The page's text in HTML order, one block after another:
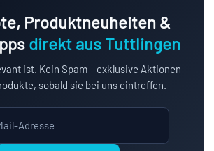
Produktneuheiten &
direkt aus Tuttlingen
ist. Kein Spam – exklusive Aktionen
sobald sie bei uns eintreffen.